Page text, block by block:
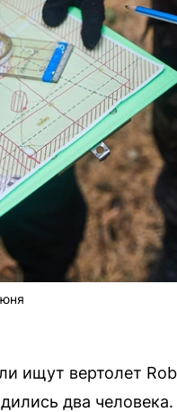
ищут вертолет
два человека.